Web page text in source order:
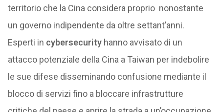
territorio che la Cina considera proprio nonostante
un governo indipendente da oltre settant’anni.
Esperti in cybersecurityhanno avvisato di un
attacco potenziale della Cina a Taiwan per indebolire
le sue difese disseminando confusione mediante il
blocco di servizi fino a bloccare infrastrutture